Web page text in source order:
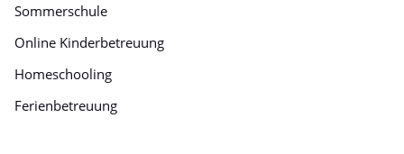
Sommerschule
Online Kinderbetreuung
Homeschooling
Ferienbetreuung